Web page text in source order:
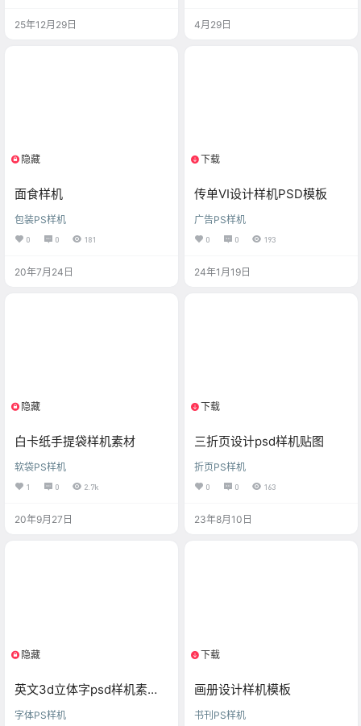
25年12月29日 4月29日
隐藏
面食样机
包装PS样机
0 0 181
20年7月24日
下载
传单VI设计样机PSD模板
广告PS样机
0 0 193
24年1月19日
隐藏
白卡纸手提袋样机素材
软袋PS样机
1 0 2.7k
20年9月27日
下载
三折页设计psd样机贴图
折页PS样机
0 0 163
23年8月10日
隐藏
英文3d立体字psd样机素材
字体PS样机
下载
画册设计样机模板
书刊PS样机